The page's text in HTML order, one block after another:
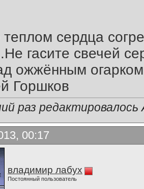
теплом сердца
гасите свечей
ожжённым
Горшков
раз
00:17
владимир лабух
Постоянный пользователь